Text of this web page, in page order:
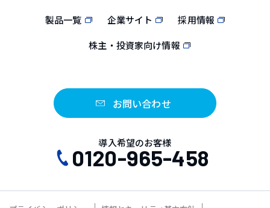
製品一覧 企業サイト
採用情報
株主・投資家向け情報
お問い合わせ
導入希望のお客様
0120-965-458